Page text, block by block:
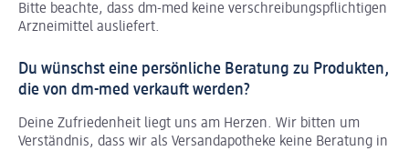
Bitte beachte, dass dm-med keine verschreibungspflichtigen
Arzneimittel ausliefert.
Du wünschst eine persönliche Beratung zu Produkten,
die von dm-med verkauft werden?
Deine Zufriedenheit liegt uns am Herzen. Wir bitten um
Verständnis, dass wir als Versandapotheke keine Beratung in